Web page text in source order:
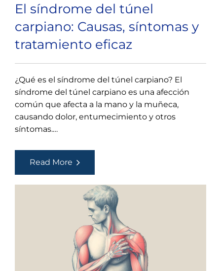
El síndrome del túnel
carpiano: Causas, síntomas y
tratamiento eficaz
¿Qué es el síndrome del túnel carpiano? El
síndrome del túnel carpiano es una afección
común que afecta a la mano y la muñeca,
causando dolor, entumecimiento y otros
síntomas.…
Read More El
síndrome
del
túnel
carpiano:
Causas,
síntomas
y
tratamiento
eficaz